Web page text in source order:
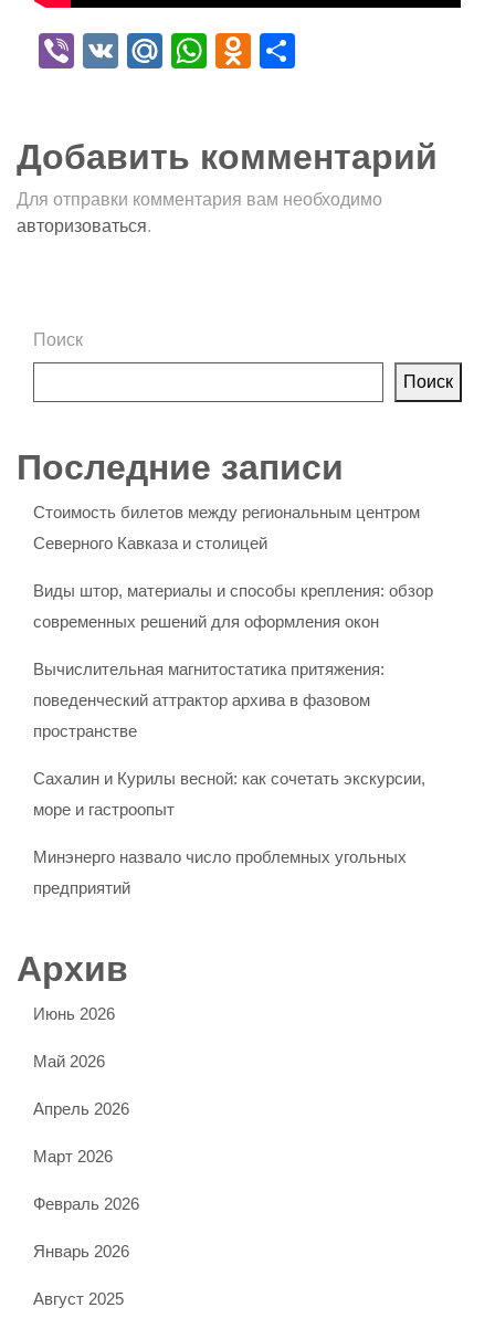
Viber
VK Mail.Ru
WhatsApp
Odnoklassniki
Добавить комментарий
Для отправки комментария вам необходимо
авторизоваться.
Поиск
Поиск
Последние записи
Стоимость билетов между региональным центром
Северного Кавказа и столицей
Виды штор, материалы и способы крепления: обзор
современных решений для оформления окон
Вычислительная магнитостатика притяжения:
поведенческий аттрактор архива в фазовом
пространстве
Сахалин и Курилы весной: как сочетать экскурсии,
море и гастроопыт
Минэнерго назвало число проблемных угольных
предприятий
Архив
Июнь 2026
Май 2026
Апрель 2026
Март 2026
Февраль 2026
Январь 2026
Август 2025